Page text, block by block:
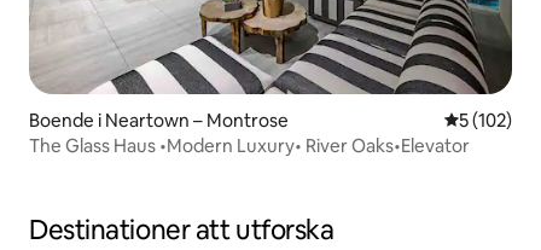
Boende i Neartown – Montrose 5 av 5 i
5 (102)
The Glass Haus •Modern Luxury• River Oaks•Elevator
Destinationer att utforska